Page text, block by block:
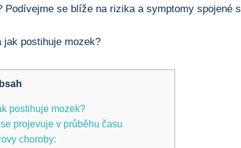
se blíže na rizika a symptomy spojené s
postihuje mozek?
projevuje v průběhu času
choroby: